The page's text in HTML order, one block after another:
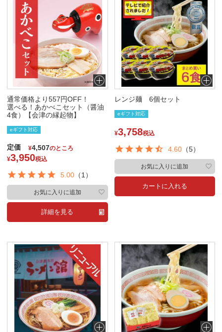
通常価格より557円OFF！
選べる！あかべこセット（醤油
4食）【会津の縁起物】
eギフト対応
定価 ¥4,507のところ
¥3,950税込
5.00 （1）
詳細を見る
お気に入りに追加
レンジ麺 6個セット
eギフト対応
¥3,758税込
4.60（5）
カートに入れる
お気に入りに追加